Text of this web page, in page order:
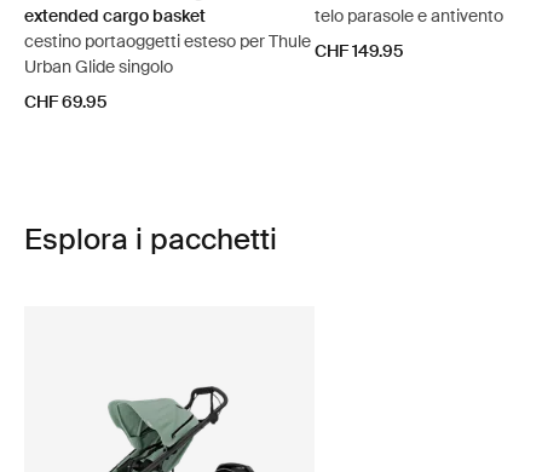
extended cargo basket
cestino portaoggetti esteso per Thule
Urban Glide singolo
CHF 69.95
telo parasole e antivento
CHF 149.95
Esplora i pacchetti